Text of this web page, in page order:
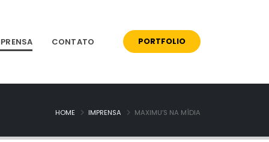
CONTATO PORTFOLIO
HOME IMPRENSA MAXIMU’S NA MÍDIA